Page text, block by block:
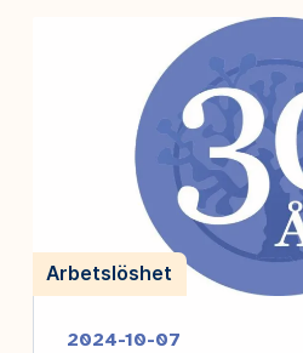
Arbetslöshet
2024-10-07